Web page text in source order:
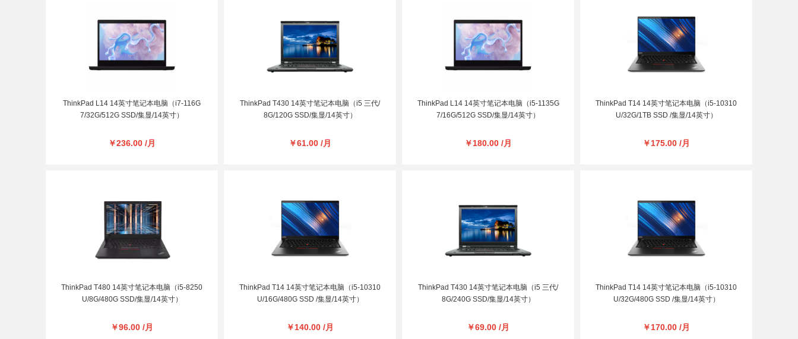
ThinkPad L14 14英寸笔记本电脑（i7-116G
7/32G/512G SSD/集显/14英寸）
￥236.00 /月
ThinkPad T430 14英寸笔记本电脑（i5 三代/
8G/120G SSD/集显/14英寸）
￥61.00 /月
ThinkPad L14 14英寸笔记本电脑（i5-1135G
7/16G/512G SSD/集显/14英寸）
￥180.00 /月
ThinkPad T14 14英寸笔记本电脑（i5-10310
U/32G/1TB SSD /集显/14英寸）
￥175.00 /月
ThinkPad T480 14英寸笔记本电脑（i5-8250
U/8G/480G SSD/集显/14英寸）
￥96.00 /月
ThinkPad T14 14英寸笔记本电脑（i5-10310
U/16G/480G SSD /集显/14英寸）
￥140.00 /月
ThinkPad T430 14英寸笔记本电脑（i5 三代/
8G/240G SSD/集显/14英寸）
￥69.00 /月
ThinkPad T14 14英寸笔记本电脑（i5-10310
U/32G/480G SSD /集显/14英寸）
￥170.00 /月